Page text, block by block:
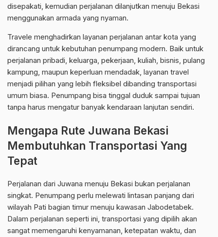
disepakati, kemudian perjalanan dilanjutkan menuju Bekasi
menggunakan armada yang nyaman.
Travele menghadirkan layanan perjalanan antar kota yang
dirancang untuk kebutuhan penumpang modern. Baik untuk
perjalanan pribadi, keluarga, pekerjaan, kuliah, bisnis, pulang
kampung, maupun keperluan mendadak, layanan travel
menjadi pilihan yang lebih fleksibel dibanding transportasi
umum biasa. Penumpang bisa tinggal duduk sampai tujuan
tanpa harus mengatur banyak kendaraan lanjutan sendiri.
Mengapa Rute Juwana Bekasi
Membutuhkan Transportasi Yang
Tepat
Perjalanan dari Juwana menuju Bekasi bukan perjalanan
singkat. Penumpang perlu melewati lintasan panjang dari
wilayah Pati bagian timur menuju kawasan Jabodetabek.
Dalam perjalanan seperti ini, transportasi yang dipilih akan
sangat memengaruhi kenyamanan, ketepatan waktu, dan